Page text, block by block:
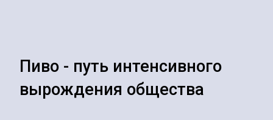
Пиво - путь интенсивного
вырождения общества